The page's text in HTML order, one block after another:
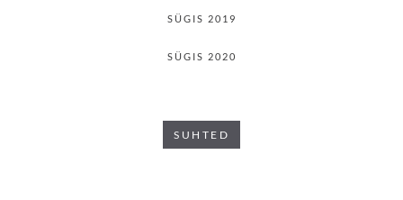
SÜGIS 2019
SÜGIS 2020
SUHTED